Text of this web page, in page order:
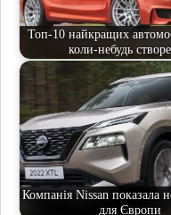
Топ-10 найкращих
коли-небудь
Компанія Nissan показала
для Європи